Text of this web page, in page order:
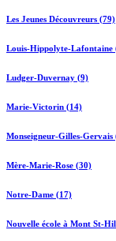
Les Jeunes Découvreurs (79)
Louis-Hippolyte-Lafontaine
Ludger-Duvernay (9)
Marie-Victorin (14)
Monseigneur-Gilles-Gervais
Mère-Marie-Rose (30)
Notre-Dame (17)
Nouvelle école à Mont St-